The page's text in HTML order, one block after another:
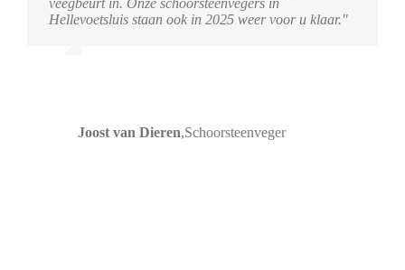
veegbeurt in. Onze schoorsteenvegers in
Hellevoetsluis staan ook in 2025 weer voor u klaar."
Joost van Dieren,Schoorsteenveger